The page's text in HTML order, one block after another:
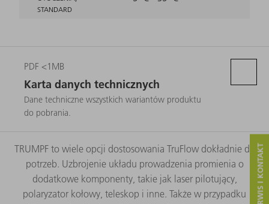
STANDARD
PDF <1MB
Karta danych technicznych
Dane techniczne wszystkich wariantów produktu
do pobrania.
TRUMPF to wiele opcji dostosowania TruFlow dokładnie do
potrzeb. Uzbrojenie układu prowadzenia promienia o
dodatkowe komponenty, takie jak laser pilotujący,
polaryzator kołowy, teleskop i inne. Także w przypadku
SERWIS I KONTAKT